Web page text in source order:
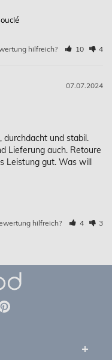
hilfreich? 10 4
07.07.2024
durchdacht und stabil.
Lieferung auch. Retoure
Leistung gut. Was will
hilfreich? 4 3